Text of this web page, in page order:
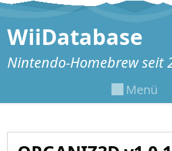
Zum Inhalt springen
WiiDatabase
Nintendo-Homebrew seit
Menü